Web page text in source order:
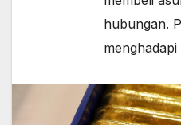
hubungan.